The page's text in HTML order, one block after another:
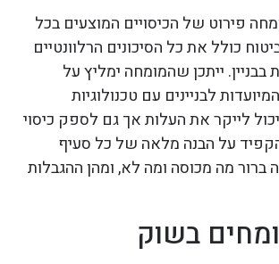
פירוט של הכיסויים המוצעים בכל
כולל את כל הסיכונים הרלוונטיים
בבניין. ייתכן שהמומחה ימליץ על
לבניינים עם טכנולוגיות
לייקר את העלות אך גם לספק כיסוי
על הבנה מלאה של כל סעיף
ברור מה מכוסה ומה לא, ומהן ההגבלות
בשוק